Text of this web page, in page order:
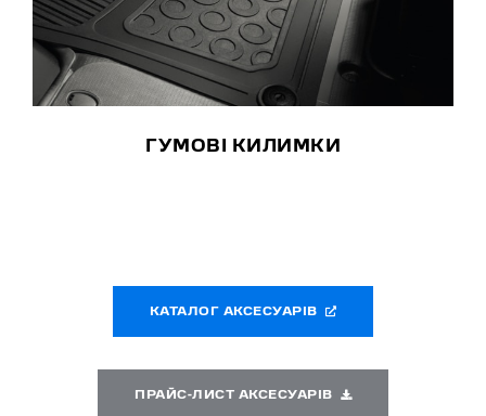
ГУМОВІ КИЛИМКИ
КАТАЛОГ АКСЕСУАРІВ
ПРАЙС-ЛИСТ АКСЕСУАРІВ